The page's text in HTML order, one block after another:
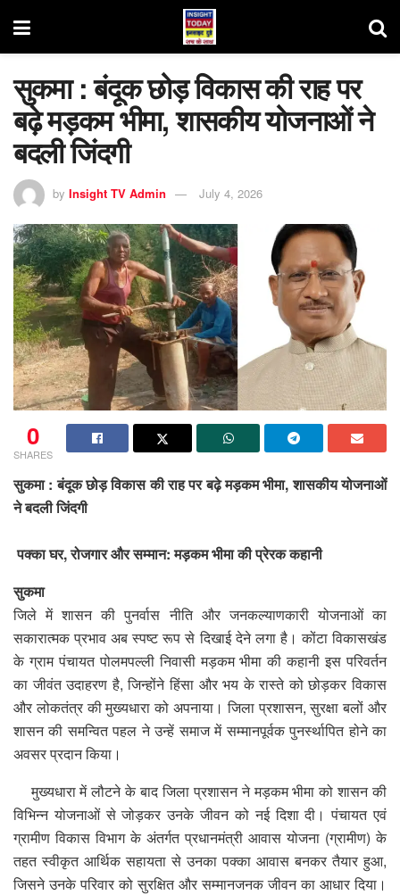
सुकमा : बंदूक छोड़ विकास की राह पर
बढ़े मड़कम भीमा, शासकीय योजनाओं ने
बदली जिंदगी
by Insight TV Admin July 4, 2026
0
SHARES
सुकमा : बंदूक छोड़ विकास की राह पर बढ़े मड़कम भीमा, शासकीय योजनाओं
ने बदली जिंदगी
पक्का घर, रोजगार और सम्मान: मड़कम भीमा की प्रेरक कहानी
सुकमा
जिले में शासन की पुनर्वास नीति और जनकल्याणकारी योजनाओं का
सकारात्मक प्रभाव अब स्पष्ट रूप से दिखाई देने लगा है। कोंटा विकासखंड
के ग्राम पंचायत पोलमपल्ली निवासी मड़कम भीमा की कहानी इस परिवर्तन
का जीवंत उदाहरण है, जिन्होंने हिंसा और भय के रास्ते को छोड़कर विकास
और लोकतंत्र की मुख्यधारा को अपनाया। जिला प्रशासन, सुरक्षा बलों और
शासन की समन्वित पहल ने उन्हें समाज में सम्मानपूर्वक पुनर्स्थापित होने का
अवसर प्रदान किया।
मुख्यधारा में लौटने के बाद जिला प्रशासन ने मड़कम भीमा को शासन की
विभिन्न योजनाओं से जोड़कर उनके जीवन को नई दिशा दी। पंचायत एवं
ग्रामीण विकास विभाग के अंतर्गत प्रधानमंत्री आवास योजना (ग्रामीण) के
तहत स्वीकृत आर्थिक सहायता से उनका पक्का आवास बनकर तैयार हुआ,
जिसने उनके परिवार को सुरक्षित और सम्मानजनक जीवन का आधार दिया।